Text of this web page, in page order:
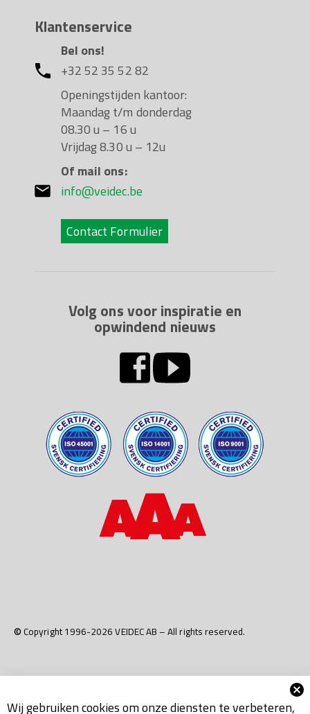
Klantenservice
Bel ons!
+32 52 35 52 82
Openingstijden kantoor:
Maandag t/m donderdag
08.30 u – 16 u
Vrijdag 8.30 u – 12u
Of mail ons:
info@veidec.be
Contact Formulier
Volg ons voor inspiratie en
opwindend nieuws
© Copyright 1996-2026 VEIDEC AB – All rights reserved.
Wij gebruiken cookies om onze diensten te verbeteren,